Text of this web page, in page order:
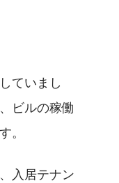
ていまし
ビルの稼働
。
入居テナン